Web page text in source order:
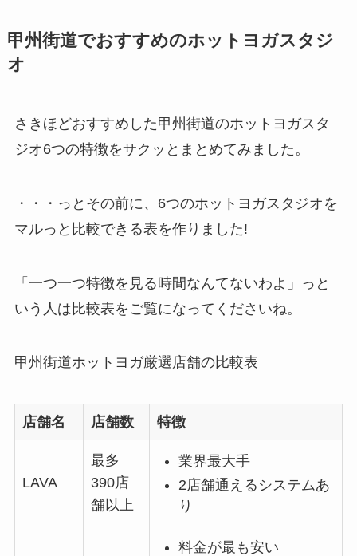
甲州街道でおすすめのホットヨガスタジ
オ
さきほどおすすめした甲州街道のホットヨガスタ
ジオ6つの特徴をサクッとまとめてみました。
・・・っとその前に、6つのホットヨガスタジオを
マルっと比較できる表を作りました!
「一つ一つ特徴を見る時間なんてないわよ」っと
いう人は比較表をご覧になってくださいね。
甲州街道ホットヨガ厳選店舗の比較表
店舗名 店舗数 特徴
LAVA
最多
390店
舗以上
業界最大手
2店舗通えるシステムあ
り
料金が最も安い